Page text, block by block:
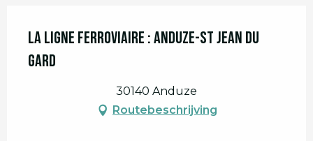
La ligne ferroviaire : Anduze-St Jean du
Gard
30140 Anduze
Routebeschrijving